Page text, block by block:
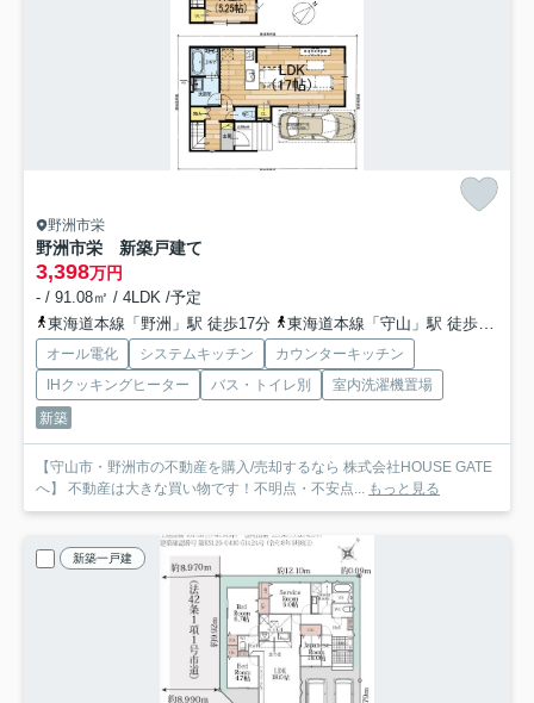
野洲市栄
野洲市栄 新築戸建て
3,398万円
- / 91.08㎡ / 4LDK /予定
東海道本線「野洲」駅 徒歩17分
東海道本線「守山」駅 徒歩60分
オール電化 システムキッチン
カウンターキッチン
IHクッキングヒーター
バス・トイレ別
室内洗濯機置場
新築
【守山市・野洲市の不動産を購入/売却するなら 株式会社HOUSE GATE
へ】 不動産は大きな買い物です！不明点・不安点... もっと見る
新築一戸建